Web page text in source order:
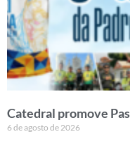
Catedral promove
6 de agosto de 2026